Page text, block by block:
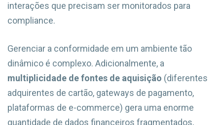
interações que precisam ser monitorados para
compliance.
Gerenciar a conformidade em um ambiente tão
dinâmico é complexo. Adicionalmente, a
multiplicidade de fontes de aquisição (diferentes
adquirentes de cartão, gateways de pagamento,
plataformas de e-commerce) gera uma enorme
quantidade de dados financeiros fragmentados,